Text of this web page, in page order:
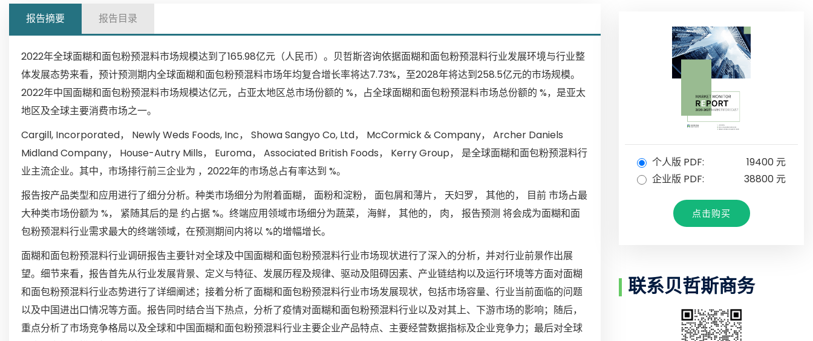
报告摘要 报告目录
2022年全球面糊和面包粉预混料市场规模达到了165.98亿元（人民币）。贝哲斯咨询依据面糊和面包粉预混料行业发展环境与行业整
体发展态势来看，预计预测期内全球面糊和面包粉预混料市场年均复合增长率将达7.73%，至2028年将达到258.5亿元的市场规模。
2022年中国面糊和面包粉预混料市场规模达亿元，占亚太地区总市场份额的 %，占全球面糊和面包粉预混料市场总份额的 %，是亚太
地区及全球主要消费市场之一。
Cargill, Incorporated， Newly Weds Foods, Inc， Showa Sangyo Co, Ltd， McCormick & Company， Archer Daniels
Midland Company， House-Autry Mills， Euroma， Associated British Foods， Kerry Group， 是全球面糊和面包粉预混料行
业主流企业。其中，市场排行前三企业为 ，2022年的市场总占有率达到 %。
报告按产品类型和应用进行了细分分析。种类市场细分为附着面糊， 面粉和淀粉， 面包屑和薄片， 天妇罗， 其他的， 目前 市场占最
大种类市场份额为 %， 紧随其后的是 约占据 %。终端应用领域市场细分为蔬菜， 海鲜， 其他的， 肉， 报告预测 将会成为面糊和面
包粉预混料行业需求最大的终端领域，在预测期间内将以 %的增幅增长。
面糊和面包粉预混料行业调研报告主要针对全球及中国面糊和面包粉预混料行业市场现状进行了深入的分析，并对行业前景作出展
望。细节来看，报告首先从行业发展背景、定义与特征、发展历程及规律、驱动及阻碍因素、产业链结构以及运行环境等方面对面糊
和面包粉预混料行业态势进行了详细阐述；接着分析了面糊和面包粉预混料行业市场发展现状，包括市场容量、行业当前面临的问题
以及中国进出口情况等方面。报告同时结合当下热点，分析了疫情对面糊和面包粉预混料行业以及对其上、下游市场的影响；随后，
重点分析了市场竞争格局以及全球和中国面糊和面包粉预混料行业主要企业产品特点、主要经营数据指标及企业竞争力；最后对全球
个人版 PDF:
19400 元
企业版 PDF:
38800 元
点击购买
联系贝哲斯商务